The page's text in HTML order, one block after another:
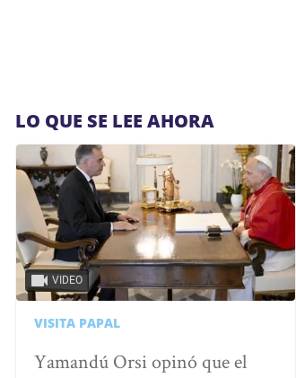
LO QUE SE LEE AHORA
VIDEO
VISITA PAPAL
Yamandú Orsi opinó que el